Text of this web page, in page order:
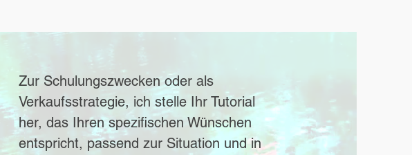
Zur Schulungszwecken oder als
Verkaufsstrategie, ich stelle Ihr Tutorial
her, das Ihren spezifischen Wünschen
entspricht, passend zur Situation und in